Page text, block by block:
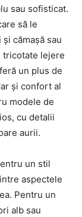
sau sofisticat.
să le
cămașă sau
tricotate lejere
un plus de
și confort al
modele de
cu detalii
aurii.
un stil
aspectele
Pentru un
alb sau